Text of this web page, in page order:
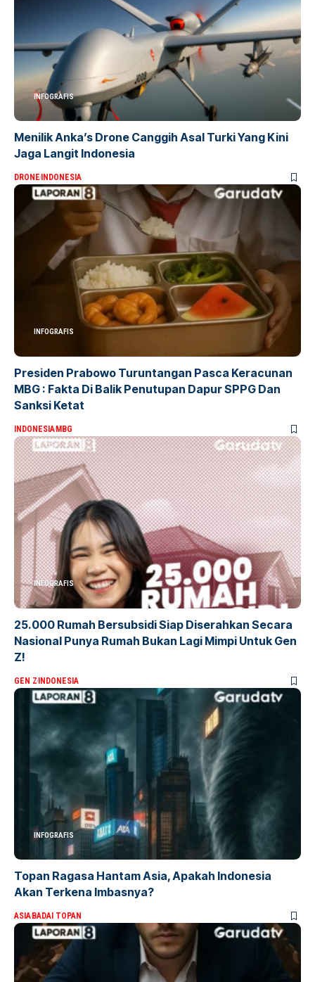
INFOGRAFIS
Menilik Anka’s Drone Canggih Asal Turki Yang Kini
Jaga Langit Indonesia
DRONEINDONESIA
INFOGRAFIS
Presiden Prabowo Turuntangan Pasca Keracunan
MBG : Fakta Di Balik Penutupan Dapur SPPG Dan
Sanksi Ketat
INDONESIAMBG
INFOGRAFIS
25.000 Rumah Bersubsidi Siap Diserahkan Secara
Nasional Punya Rumah Bukan Lagi Mimpi Untuk Gen
Z!
GEN ZINDONESIA
INFOGRAFIS
Topan Ragasa Hantam Asia, Apakah Indonesia
Akan Terkena Imbasnya?
ASIABADAI TOPAN